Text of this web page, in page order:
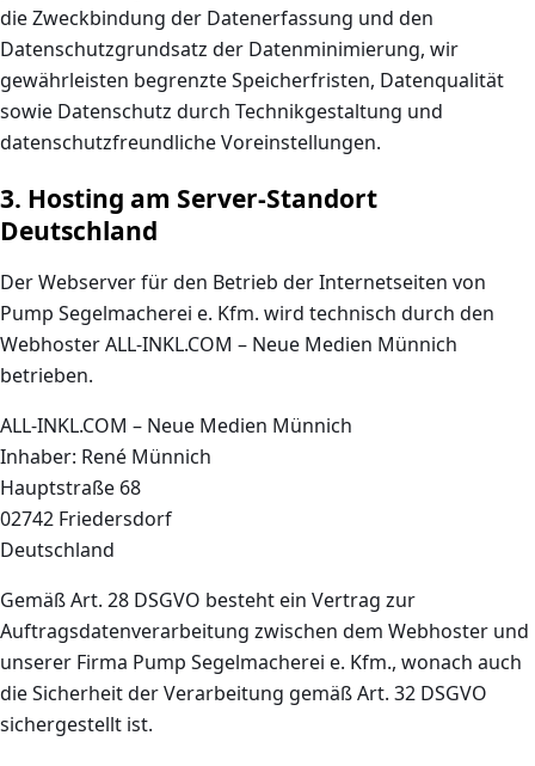
die Zweckbindung der Datenerfassung und den
Datenschutzgrundsatz der Datenminimierung, wir
gewährleisten begrenzte Speicherfristen, Datenqualität
sowie Datenschutz durch Technikgestaltung und
datenschutzfreundliche Voreinstellungen.
3. Hosting am Server-Standort
Deutschland
Der Webserver für den Betrieb der Internetseiten von
Pump Segelmacherei e. Kfm. wird technisch durch den
Webhoster ALL-INKL.COM – Neue Medien Münnich
betrieben.
ALL-INKL.COM – Neue Medien Münnich
Inhaber: René Münnich
Hauptstraße 68
02742 Friedersdorf
Deutschland
Gemäß Art. 28 DSGVO besteht ein Vertrag zur
Auftragsdatenverarbeitung zwischen dem Webhoster und
unserer Firma Pump Segelmacherei e. Kfm., wonach auch
die Sicherheit der Verarbeitung gemäß Art. 32 DSGVO
sichergestellt ist.